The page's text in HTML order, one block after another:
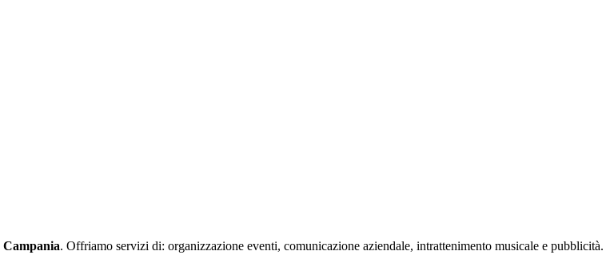
Campania. Offriamo servizi di: organizzazione eventi, comunicazione aziendale, intrattenimento musicale e pubblicità.